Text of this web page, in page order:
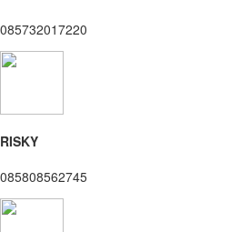
085732017220
RISKY
085808562745